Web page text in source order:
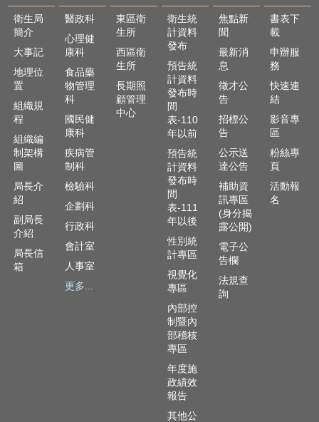
衛生局
簡介
大事記
地理位
置
組織規
程
組織編
制架構
圖
局長介
紹
副局長
介紹
局長信
箱
醫政科
心理健
康科
食品藥
物管理
科
國民健
康科
疾病管
制科
檢驗科
企劃科
行政科
會計室
人事室
更多...
東區衛
生所
西區衛
生所
長期照
顧管理
中心
衛生統
計資料
發布
預告統
計資料
發布時
間
表-110
年以前
預告統
計資料
發布時
間
表-111
年以後
性別統
計專區
視覺化
專區
內部控
制暨內
部稽核
專區
年度施
政績效
報告
其他公
焦點新
聞
最新消
息
徵才公
告
招標公
告
公示送
達公告
補助資
訊專區
(身分揭
露公開)
電子公
告欄
法規查
詢
書表下
載
申辦服
務
快速連
結
影音專
區
粉絲專
頁
活動報
名